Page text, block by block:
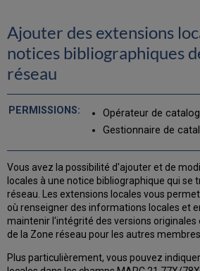
Ajouter des extensions
notices bibliographiques
réseau
Opérateur de
Gestionnaire de
Vous avez la possibilité d'ajouter et de
locales à une notice bibliographique qui se
réseau. Les extensions locales vous
où renseigner des informations locales et
maintenir l'intégrité des versions originales
de la Zone réseau pour les autres
Plus particulièrement, vous pouvez